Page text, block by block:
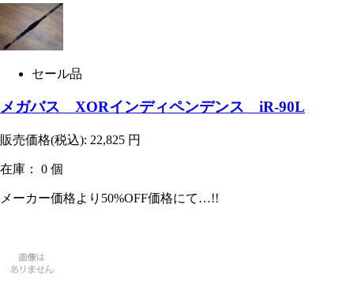
セール品
メガバス XORインディペンデンス iR-90L
販売価格(税込): 22,825 円
在庫： 0 個
メーカー価格より50%OFF価格にて…!!